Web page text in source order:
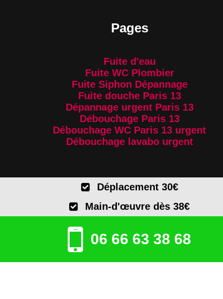
Pages
Fuite d'eau
Fuite WC Plombier
Fuite Siphon Dépannage
Fuite douche Paris 13
Dépannage urgent Paris 13
Débouchage Paris 13
Débouchage WC Paris 13 urgent
Débouchage lavabo urgent
Déplacement 30€
Main-d'œuvre dès 38€
06 66 63 38 68